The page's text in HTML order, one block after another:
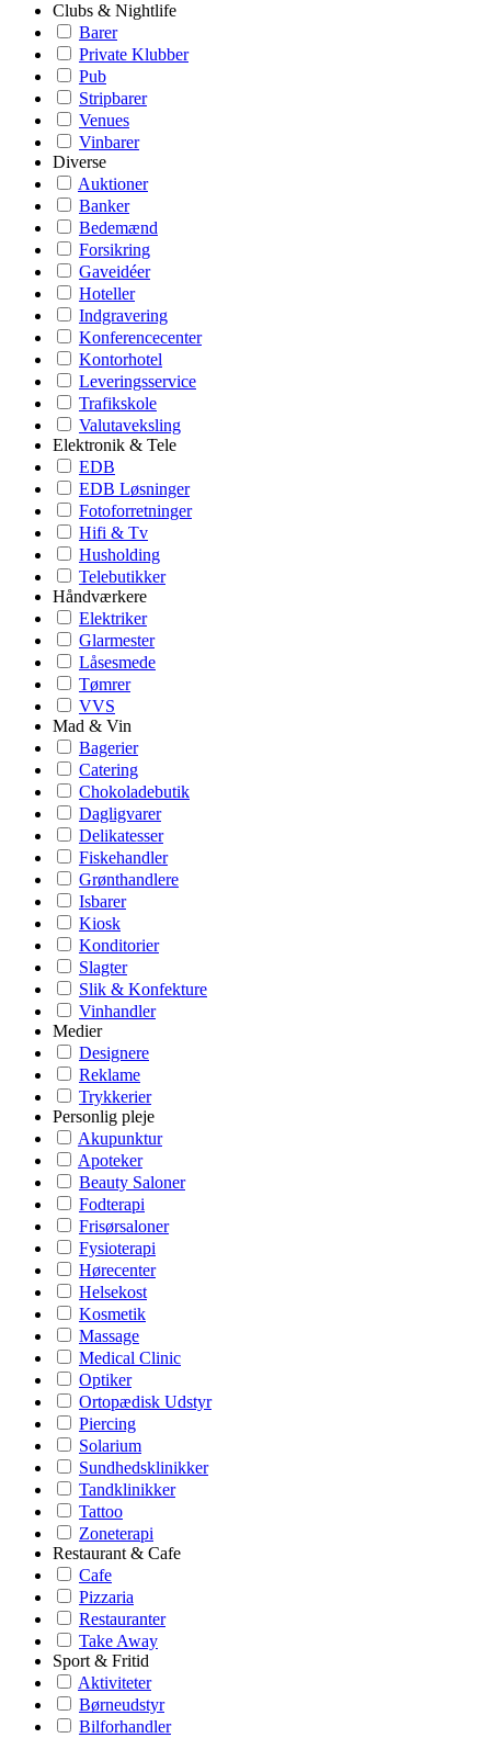
Clubs & Nightlife
Barer
Private Klubber
Pub
Stripbarer
Venues
Vinbarer
Diverse
Auktioner
Banker
Bedemænd
Forsikring
Gaveidéer
Hoteller
Indgravering
Konferencecenter
Kontorhotel
Leveringsservice
Trafikskole
Valutaveksling
Elektronik & Tele
EDB
EDB Løsninger
Fotoforretninger
Hifi & Tv
Husholding
Telebutikker
Håndværkere
Elektriker
Glarmester
Låsesmede
Tømrer
VVS
Mad & Vin
Bagerier
Catering
Chokoladebutik
Dagligvarer
Delikatesser
Fiskehandler
Grønthandlere
Isbarer
Kiosk
Konditorier
Slagter
Slik & Konfekture
Vinhandler
Medier
Designere
Reklame
Trykkerier
Personlig pleje
Akupunktur
Apoteker
Beauty Saloner
Fodterapi
Frisørsaloner
Fysioterapi
Hørecenter
Helsekost
Kosmetik
Massage
Medical Clinic
Optiker
Ortopædisk Udstyr
Piercing
Solarium
Sundhedsklinikker
Tandklinikker
Tattoo
Zoneterapi
Restaurant & Cafe
Cafe
Pizzaria
Restauranter
Take Away
Sport & Fritid
Aktiviteter
Børneudstyr
Bilforhandler